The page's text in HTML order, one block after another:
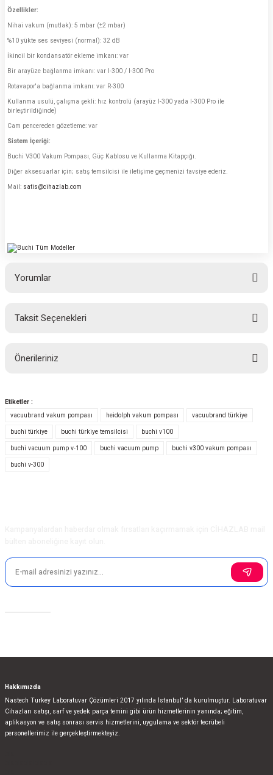
Özellikler:
Nihai vakum (mutlak): 5 mbar (±2 mbar)
%10 yükte ses seviyesi (normal): 32 dB
İkincil bir kondansatör ekleme imkanı: var
Bir arayüze bağlanma imkanı: var I-300 / I-300 Pro
Rotavapor'a bağlanma imkanı: var R-300
Kullanma usulü, çalışma şekli: hız kontrolü (arayüz I-300 yada I-300 Pro ile
birleştirildiğinde)
Cam pencereden gözetleme: var
Sistem İçeriği:
Buchi V300 Vakum Pompası, Güç Kablosu ve Kullanma Kitapçığı.
Diğer aksesuarlar için; satış temsilcisi ile iletişime geçmenizi tavsiye ederiz.
Mail: satis@cihazlab.com
Yorumlar
Taksit Seçenekleri
Önerileriniz
yetersiz gördüğünüz noktaları öneri formunu kullanarak tarafımıza
iletebilirsiniz.
Görüş ve önerileriniz için teşekkür ederiz.
Ürün resmi kalitesiz, bozuk veya görüntülenemiyor.
Ürün açıklamasında eksik bilgiler bulunuyor.
Etiketler :
vacuubrand vakum pompası
heidolph vakum pompası
vacuubrand türkiye
buchi türkiye
buchi türkiye temsilcisi
buchi v100
buchi vacuum pump v-100
buchi vacuum pump
buchi v300 vakum pompası
buchi v-300
Hakkımızda
Nastech Turkey Laboratuvar Çözümleri 2017 yılında İstanbul’ da kurulmuştur. Laboratuvar
Cihazları satışı, sarf ve yedek parça temini gibi ürün hizmetlerinin yanında; eğitim,
aplikasyon ve satış sonrası servis hizmetlerini, uygulama ve sektör tecrübeli
personellerimiz ile gerçekleştirmekteyiz.